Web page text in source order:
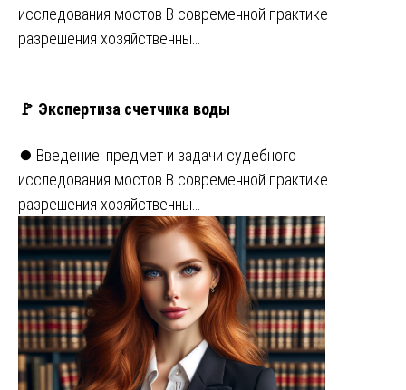
исследования мостов В современной практике
разрешения хозяйственны…
🚩 Экспертиза счетчика воды
⏺️ Введение: предмет и задачи судебного
исследования мостов В современной практике
разрешения хозяйственны…